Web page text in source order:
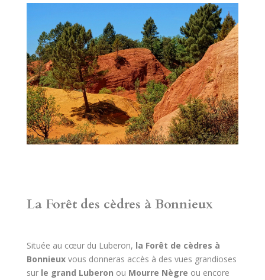
La Forêt des cèdres à Bonnieux
Située au cœur du Luberon, la Forêt de cèdres à
Bonnieuxvous donneras accès à des vues grandioses
sur le grand Luberon ou Mourre Nègre ou encore